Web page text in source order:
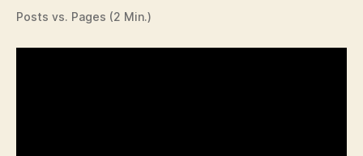
Posts vs. Pages (2 Min.)